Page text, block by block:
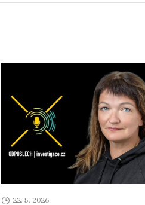
22. 5. 2026